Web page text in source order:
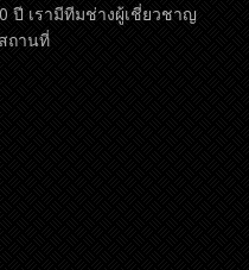
ปี เรามีทีมช่างผู้เชี่ยวชาญ
ถานที่